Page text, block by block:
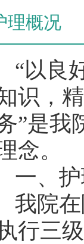
理概况
“以良
识，
”是我
念。
一、
我院
行三